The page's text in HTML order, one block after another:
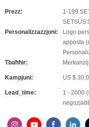
Prezz:
1-199
SETSUS
Personalizzazzjoni:
Logo
apposta
Tbaħħir:
Kampjuni: US $
Lead_time:
1 - 2000